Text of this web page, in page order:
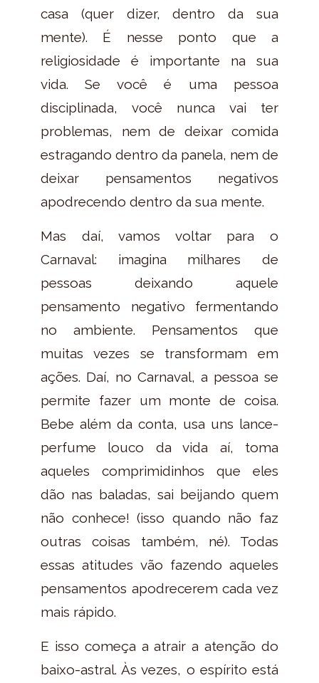
casa (quer dizer, dentro da sua
mente). É nesse ponto que a
religiosidade é importante na sua
vida. Se você é uma pessoa
disciplinada, você nunca vai ter
problemas, nem de deixar comida
estragando dentro da panela, nem de
deixar pensamentos negativos
apodrecendo dentro da sua mente.
Mas daí, vamos voltar para o
Carnaval: imagina milhares de
pessoas deixando aquele
pensamento negativo fermentando
no ambiente. Pensamentos que
muitas vezes se transformam em
ações. Daí, no Carnaval, a pessoa se
permite fazer um monte de coisa.
Bebe além da conta, usa uns lance-
perfume louco da vida aí, toma
aqueles comprimidinhos que eles
dão nas baladas, sai beijando quem
não conhece! (isso quando não faz
outras coisas também, né). Todas
essas atitudes vão fazendo aqueles
pensamentos apodrecerem cada vez
mais rápido.
E isso começa a atrair a atenção do
baixo-astral. Às vezes, o espírito está